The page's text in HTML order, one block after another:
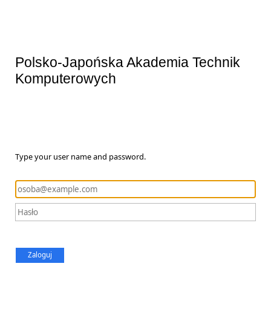
Polsko-Japońska Akademia Technik
Komputerowych
Type your user name and password.
Zaloguj